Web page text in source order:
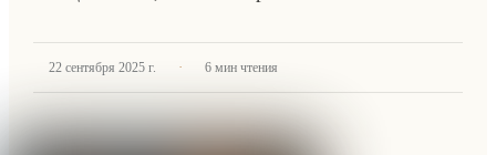
22 сентября 2025 г. · 6 мин чтения